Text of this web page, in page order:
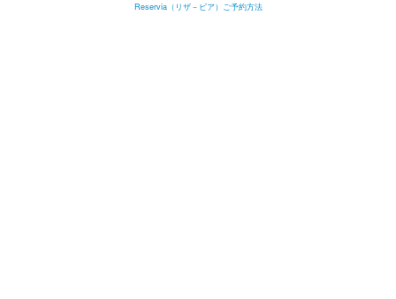
Reservia（リザ－ビア）ご予約方法